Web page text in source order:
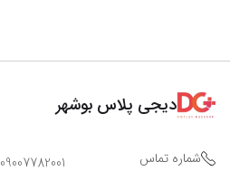
دیجی پلاس بوشهر
شماره تماس 09007782001